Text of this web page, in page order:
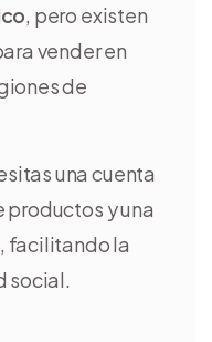
, pero existen
vender en
de
una cuenta
y una
facilitando la
social.